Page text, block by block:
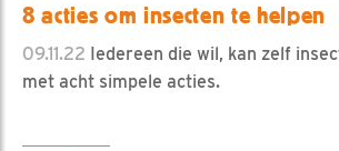
8 acties om insecten te helpen
09.11.22 Iedereen die wil, kan zelf
met acht simpele acties.